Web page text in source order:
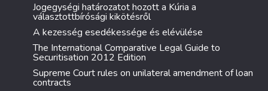
Jogegységi határozatot hozott a Kúria a
választottbírósági kikötésről
A kezesség esedékessége és elévülése
The International Comparative Legal Guide to
Securitisation 2012 Edition
Supreme Court rules on unilateral amendment of loan
contracts